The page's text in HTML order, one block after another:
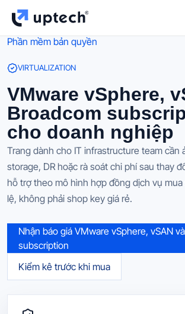
Phần mềm bản quyền
VIRTUALIZATION
VMware vSphere,
Broadcom
cho doanh nghiệp
Trang dành cho IT infrastructure team cần
storage, DR hoặc rà soát chi phí sau thay
hỗ trợ theo mô hình hợp đồng dịch vụ
lệ, không phải shop key giá rẻ.
Nhận báo giá VMware vSphere, vSAN
subscription
Kiểm kê trước khi mua